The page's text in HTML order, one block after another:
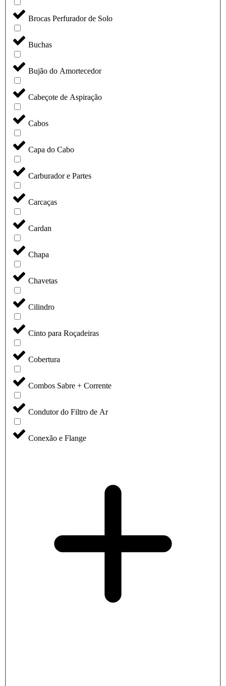
Brocas Perfurador de Solo
Buchas
Bujão do Amortecedor
Cabeçote de Aspiração
Cabos
Capa do Cabo
Carburador e Partes
Carcaças
Cardan
Chapa
Chavetas
Cilindro
Cinto para Roçadeiras
Cobertura
Combos Sabre + Corrente
Condutor do Filtro de Ar
Conexão e Flange